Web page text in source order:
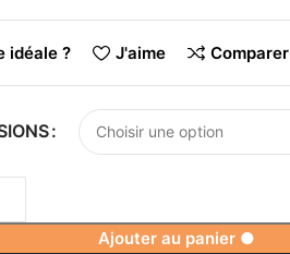
idéale ? J'aime Comparer
Ajouter au panier●